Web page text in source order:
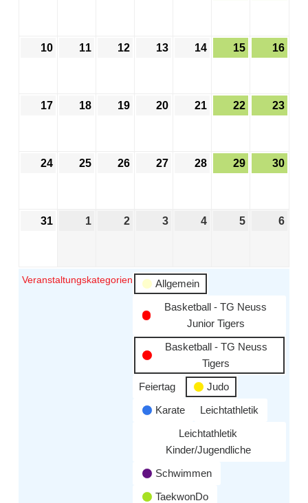
10 11 12 13 14 15 16
17 18 19 20 21 22 23
24 25 26 27 28 29 30
31 1 2 3 4 5 6
Veranstaltungskategorien
Allgemein
Basketball - TG Neuss
Junior Tigers
Basketball - TG Neuss
Tigers
Feiertag
Judo
Karate
Leichtathletik
Leichtathletik
Kinder/Jugendliche
Schwimmen
TaekwonDo